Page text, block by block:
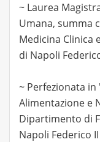
~ Laurea
Umana, summa
Medicina Clinica
di Napoli
~ Perfezionata
Alimentazione e
Dipartimento di
Napoli Federico II